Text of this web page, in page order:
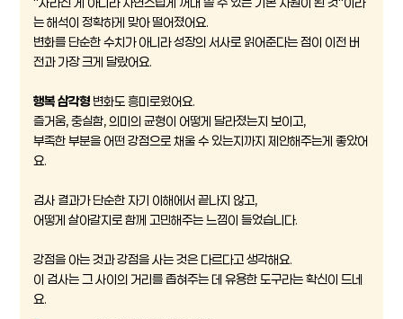
는 해석이 정확하게 맞아 떨어졌어요.
변화를 단순한 수치가 아니라 성장의 서사로 읽어준다는 점이 이전 버
전과 가장 크게 달랐어요.
행복 삼각형 변화도 흥미로웠어요.
즐거움, 충실함, 의미의 균형이 어떻게 달라졌는지 보이고,
부족한 부분을 어떤 강점으로 채울 수 있는지까지 제안해주는게 좋았어
요.
검사 결과가 단순한 자기 이해에서 끝나지 않고,
어떻게 살아갈지로 함께 고민해주는 느낌이 들었습니다.
강점을 아는 것과 강점을 사는 것은 다르다고 생각해요.
이 검사는 그 사이의 거리를 좁혀주는 데 유용한 도구라는 확신이 드네
요.